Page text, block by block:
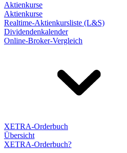
Aktienkurse
Aktienkurse
Realtime-Aktienkursliste (L&S)
Dividendenkalender
Online-Broker-Vergleich
XETRA-Orderbuch
Übersicht
XETRA-Orderbuch?